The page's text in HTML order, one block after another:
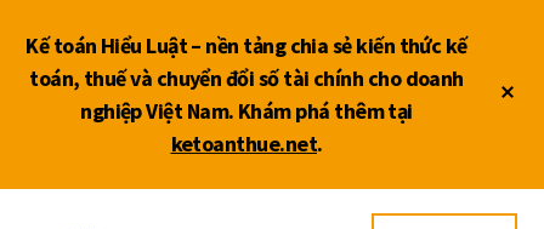
content
Kế toán Hiểu Luật – nền tảng chia sẻ kiến thức kế
toán, thuế và chuyển đổi số tài chính cho doanh
nghiệp Việt Nam. Khám phá thêm tại
ketoanthue.net.